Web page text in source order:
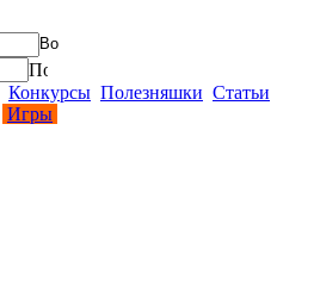
Конкурсы Полезняшки Статьи
Игры